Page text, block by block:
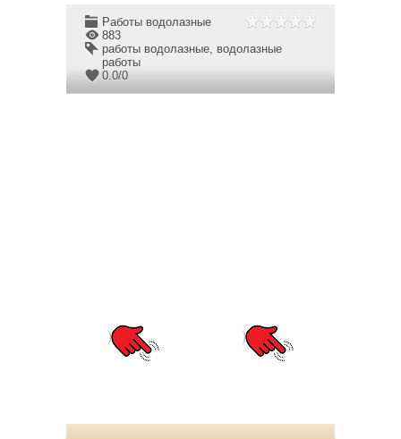
Работы водолазные
883
работы водолазные, водолазные
работы
0.0/0